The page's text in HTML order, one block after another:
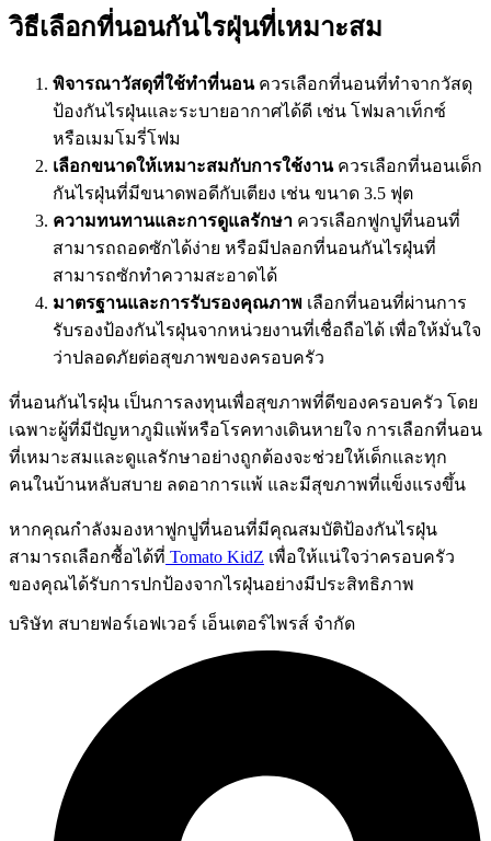
วิธีเลือกที่นอนกันไรฝุ่นที่เหมาะสม
พิจารณาวัสดุที่ใช้ทำที่นอน ควรเลือกที่นอนที่ทำจากวัสดุ
ป้องกันไรฝุ่นและระบายอากาศได้ดี เช่น โฟมลาเท็กซ์
หรือเมมโมรี่โฟม
เลือกขนาดให้เหมาะสมกับการใช้งานควรเลือกที่นอนเด็ก
กันไรฝุ่นที่มีขนาดพอดีกับเตียง เช่น ขนาด 3.5 ฟุต
ความทนทานและการดูแลรักษา ควรเลือกฟูกปูที่นอนที่
สามารถถอดซักได้ง่าย หรือมีปลอกที่นอนกันไรฝุ่นที่
สามารถซักทำความสะอาดได้
มาตรฐานและการรับรองคุณภาพ เลือกที่นอนที่ผ่านการ
รับรองป้องกันไรฝุ่นจากหน่วยงานที่เชื่อถือได้ เพื่อให้มั่นใจ
ว่าปลอดภัยต่อสุขภาพของครอบครัว
ที่นอนกันไรฝุ่น เป็นการลงทุนเพื่อสุขภาพที่ดีของครอบครัว โดย
เฉพาะผู้ที่มีปัญหาภูมิแพ้หรือโรคทางเดินหายใจ การเลือกที่นอน
ที่เหมาะสมและดูแลรักษาอย่างถูกต้องจะช่วยให้เด็กและทุก
คนในบ้านหลับสบาย ลดอาการแพ้ และมีสุขภาพที่แข็งแรงขึ้น
หากคุณกำลังมองหาฟูกปูที่นอนที่มีคุณสมบัติป้องกันไรฝุ่น
สามารถเลือกซื้อได้ที่ Tomato KidZ เพื่อให้แน่ใจว่าครอบครัว
ของคุณได้รับการปกป้องจากไรฝุ่นอย่างมีประสิทธิภาพ
บริษัท สบายฟอร์เอฟเวอร์ เอ็นเตอร์ไพรส์ จำกัด